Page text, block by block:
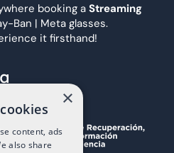
booking a Streaming
Ban | Meta glasses.
it firsthand!
×
content, ads
also share